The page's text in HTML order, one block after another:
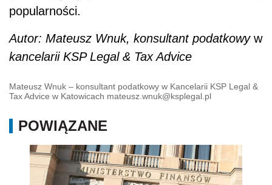
popularności.
Autor: Mateusz Wnuk, konsultant podatkowyw
kancelarii KSP Legal & Tax Advice
Mateusz Wnuk – konsultant podatkowy w Kancelarii KSP Legal &
Tax Advice w Katowicach mateusz.wnuk@ksplegal.pl
POWIĄZANE